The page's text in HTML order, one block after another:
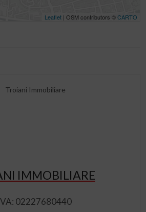
Leaflet| OSM contributors ©CARTO
IMMOBILIARE
02227680440